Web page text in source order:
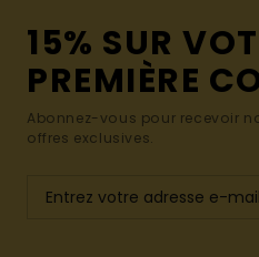
15% SUR
PREMIÈRE
Abonnez-vous pour recevoir
offres exclusives.